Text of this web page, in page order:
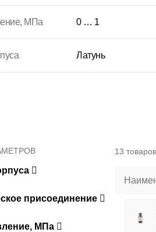
МПа 0 … 1
Латунь
присоединение
МПа
13 товаров